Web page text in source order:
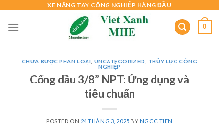
content
XE NÂNG TAY CÔNG NGHIỆP HÀNG ĐẦU
0
CHƯA ĐƯỢC PHÂN LOẠI UNCATEGORIZED
THỦY LỰC CÔNG
NGHIỆP
Cổng dầu 3/8” NPT: Ứng dụng và
tiêu chuẩn
POSTED ON 24 THÁNG 3, 2025 BY NGOC TIEN